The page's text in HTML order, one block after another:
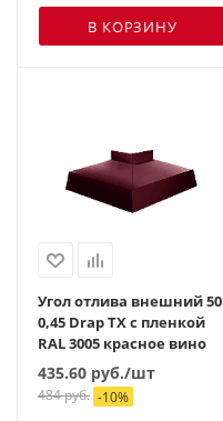
В КОРЗИНУ
Угол отлива внешний 50
0,45 Drap TX с пленкой
RAL 3005 красное вино
435.60 руб./шт
484руб. -10%